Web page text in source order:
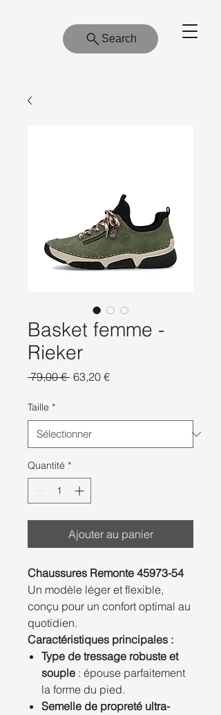
Search
Basket femme -
Rieker
79,00 € Prix
63,20 €Prix
Taille *
Quantité *
Ajouter au panier
Chaussures Remonte 45973-54
Un modèle léger et flexible,
conçu pour un confort optimal au
quotidien.
Caractéristiques principales :
Type de tressage robuste et
souple : épouse parfaitement
la forme du pied.
Semelle de propreté ultra-